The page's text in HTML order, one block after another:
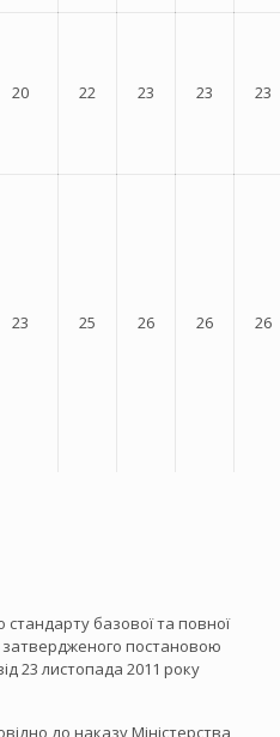
20 22 23 23 23
23 25 26 26 26
базової та повної
затвердженого постановою
23 листопада 2011 року
до наказу Міністерства